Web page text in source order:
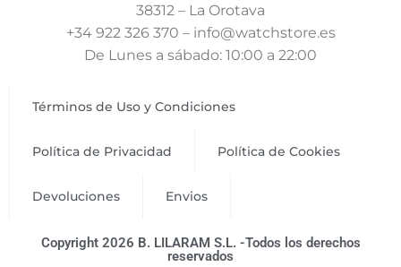
38312 – La Orotava
+34 922 326 370 – info@watchstore.es
De Lunes a sábado: 10:00 a 22:00
Términos de Uso y Condiciones
Política de Privacidad Política de Cookies
Devoluciones Envios
Copyright 2026 B. LILARAM S.L. -Todos los derechos
reservados